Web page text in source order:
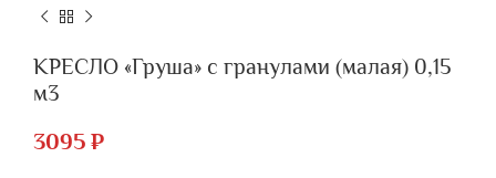
КРЕСЛО «Груша» с гранулами (малая) 0,15
м3
3095 ₽